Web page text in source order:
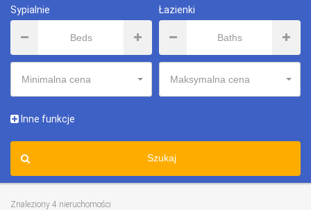
Sypialnie Łazienki
Minimalna cena Maksymalna cena
Inne funkcje
Szukaj
Znaleziony 4 nieruchomości